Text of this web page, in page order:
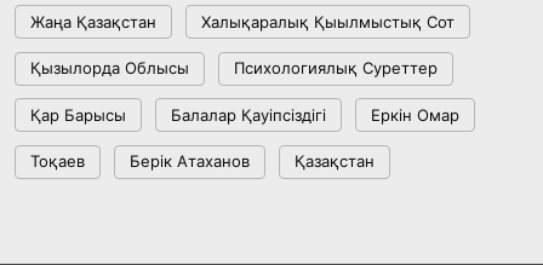
Жаңа Қазақстан Халықаралық Қыылмыстық Сот
Қызылорда Облысы Психологиялық Суреттер
Қар Барысы Балалар Қауіпсіздігі Еркін Омар
Тоқаев Берік Атаханов Қазақстан